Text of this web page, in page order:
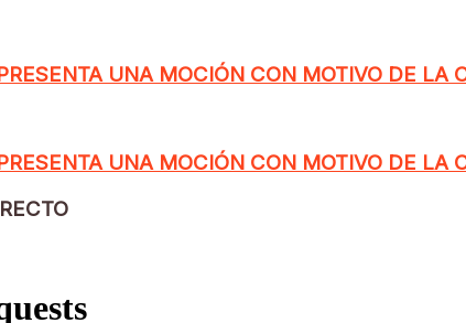
UNA MOCIÓN CON MOTIVO DE
UNA MOCIÓN CON MOTIVO DE